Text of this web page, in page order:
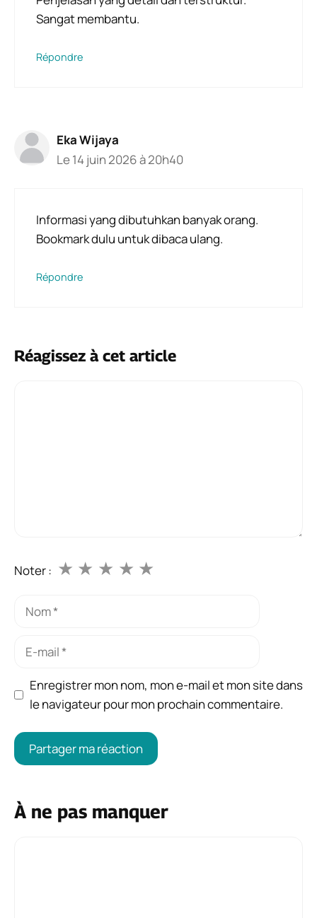
Sangat membantu.
Répondre
Eka Wijaya
Le 14 juin 2026 à 20h40
Informasi yang dibutuhkan banyak orang.
Bookmark dulu untuk dibaca ulang.
Répondre
Réagissez à cet article
Noter : ★
★
★
★
★
Nom
Enregistrer mon nom, mon e-mail et mon site dans
le navigateur pour mon prochain commentaire.
À ne pas manquer